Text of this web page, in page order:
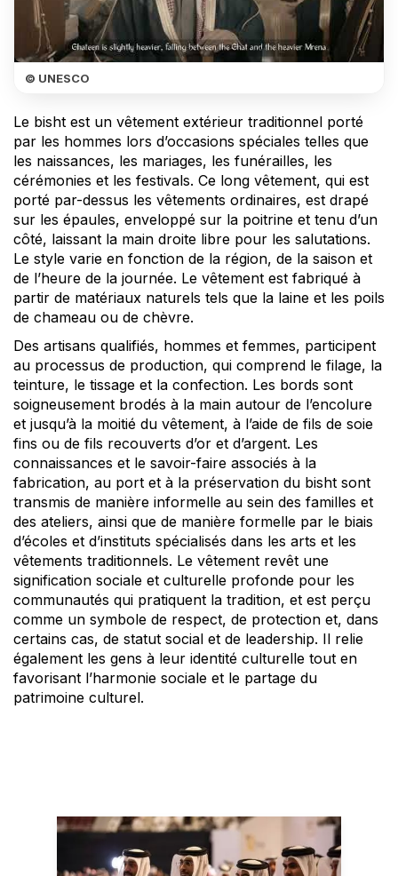
© UNESCO
Le bisht est un vêtement extérieur traditionnel porté
par les hommes lors d’occasions spéciales telles que
les naissances, les mariages, les funérailles, les
cérémonies et les festivals. Ce long vêtement, qui est
porté par-dessus les vêtements ordinaires, est drapé
sur les épaules, enveloppé sur la poitrine et tenu d’un
côté, laissant la main droite libre pour les salutations.
Le style varie en fonction de la région, de la saison et
de l’heure de la journée. Le vêtement est fabriqué à
partir de matériaux naturels tels que la laine et les poils
de chameau ou de chèvre.
Des artisans qualifiés, hommes et femmes, participent
au processus de production, qui comprend le filage, la
teinture, le tissage et la confection. Les bords sont
soigneusement brodés à la main autour de l’encolure
et jusqu’à la moitié du vêtement, à l’aide de fils de soie
fins ou de fils recouverts d’or et d’argent. Les
connaissances et le savoir-faire associés à la
fabrication, au port et à la préservation du bisht sont
transmis de manière informelle au sein des familles et
des ateliers, ainsi que de manière formelle par le biais
d’écoles et d’instituts spécialisés dans les arts et les
vêtements traditionnels. Le vêtement revêt une
signification sociale et culturelle profonde pour les
communautés qui pratiquent la tradition, et est perçu
comme un symbole de respect, de protection et, dans
certains cas, de statut social et de leadership. Il relie
également les gens à leur identité culturelle tout en
favorisant l’harmonie sociale et le partage du
patrimoine culturel.